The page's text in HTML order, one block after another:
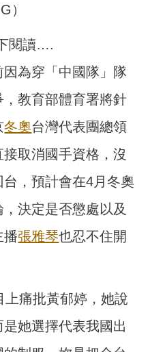
）
閱讀….
為穿「中國隊」隊
教育部體育署將針
冬奧台灣代表團總領
取消國手資格，沒
，預計會在4月冬奧
決定是否懲處以及
播張雅琴也忍不住開
痛批黃郁婷，她說
她選擇代表我國出